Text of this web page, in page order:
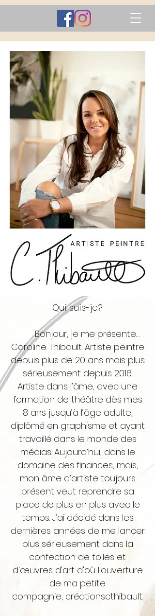
Qui suis-je?
Bonjour, je me présente…
Caroline Thibault. Artiste peintre
depuis plus de 20 ans mais plus
sérieusement depuis 2016.
Artiste dans l’âme, avec une
formation de théâtre dès mes
8 ans jusqu’à l’âge adulte,
diplômé en graphisme et ayant
travaillé dans le monde des
médias. Aujourd’hui, dans le
domaine des finances, mais,
mon âme d’artiste toujours
présent veut reprendre sa
place de plus en plus avec le
temps. J’ai décidé dans les
dernières années de me lancer
plus sérieusement dans la
confection de toiles et
d'œuvres d'art d'où l'ouverture
de ma petite
compagnie, créationscthibault.